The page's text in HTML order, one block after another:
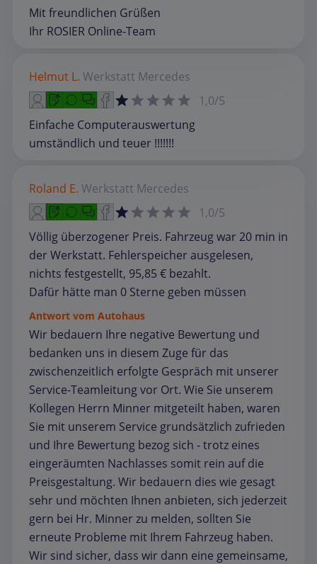
Mit freundlichen Grüßen
Ihr ROSIER Online-Team
Helmut L. Werkstatt Mercedes
1,0/5
Einfache Computerauswertung
umständlich und teuer !!!!!!!
Roland E. Werkstatt Mercedes
1,0/5
Völlig überzogener Preis. Fahrzeug war 20 min in
der Werkstatt. Fehlerspeicher ausgelesen,
nichts festgestellt, 95,85 € bezahlt.
Dafür hätte man 0 Sterne geben müssen
Antwort vom Autohaus
Wir bedauern Ihre negative Bewertung und
bedanken uns in diesem Zuge für das
zwischenzeitlich erfolgte Gespräch mit unserer
Service-Teamleitung vor Ort. Wie Sie unserem
Kollegen Herrn Minner mitgeteilt haben, waren
Sie mit unserem Service grundsätzlich zufrieden
und Ihre Bewertung bezog sich - trotz eines
eingeräumten Nachlasses somit rein auf die
Preisgestaltung. Wir bedauern dies wie gesagt
sehr und möchten Ihnen anbieten, sich jederzeit
gern bei Hr. Minner zu melden, sollten Sie
erneute Probleme mit Ihrem Fahrzeug haben.
Wir sind sicher, dass wir dann eine gemeinsame,